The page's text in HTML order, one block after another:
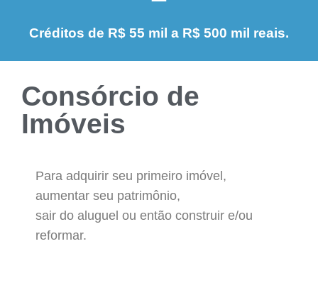
Créditos de R$ 55 mil a R$ 500 mil reais.
Consórcio de
Imóveis
Para adquirir seu primeiro imóvel,
aumentar seu patrimônio,
sair do aluguel ou então construir e/ou
reformar.